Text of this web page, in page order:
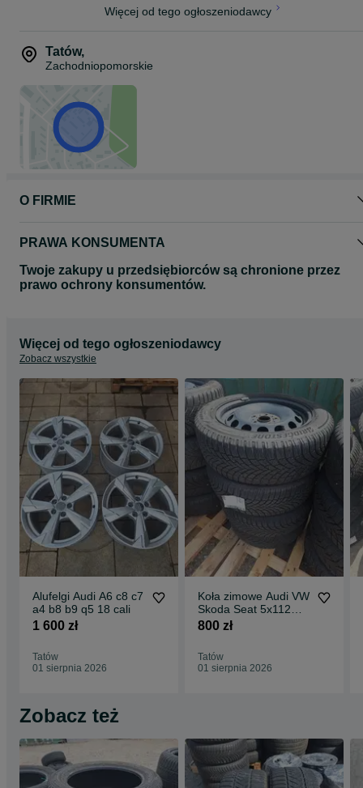
Więcej od tego ogłoszeniodawcy
Tatów,
Zachodniopomorskie
O FIRMIE
PRAWA KONSUMENTA
Twoje zakupy u przedsiębiorców są chronione przez
prawo ochrony konsumentów.
Więcej od tego ogłoszeniodawcy
Zobacz wszystkie
Alufelgi Audi A6 c8 c7
a4 b8 b9 q5 18 cali
1 600 zł
Tatów
01 sierpnia 2026
Koła zimowe Audi VW
Skoda Seat 5x112
205 55 r16
800 zł
Tatów
01 sierpnia 2026
Zobacz też